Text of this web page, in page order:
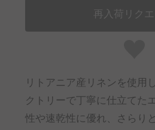
再入荷リクエ
リトアニア産リネンを使用
クトリーで丁寧に仕立てた
性や速乾性に優れ、さらり